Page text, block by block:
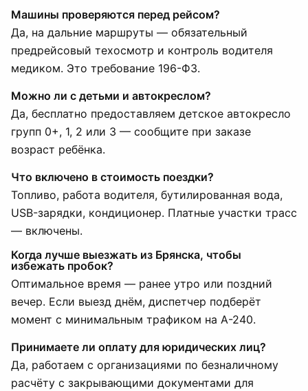
Машины проверяются перед рейсом?
Да, на дальние маршруты — обязательный
предрейсовый техосмотр и контроль водителя
медиком. Это требование 196-ФЗ.
Можно ли с детьми и автокреслом?
Да, бесплатно предоставляем детское автокресло
групп 0+, 1, 2 или 3 — сообщите при заказе
возраст ребёнка.
Что включено в стоимость поездки?
Топливо, работа водителя, бутилированная вода,
USB-зарядки, кондиционер. Платные участки трасс
— включены.
Когда лучше выезжать из Брянска, чтобы
избежать пробок?
Оптимальное время — ранее утро или поздний
вечер. Если выезд днём, диспетчер подберёт
момент с минимальным трафиком на А-240.
Принимаете ли оплату для юридических лиц?
Да, работаем с организациями по безналичному
расчёту с закрывающими документами для